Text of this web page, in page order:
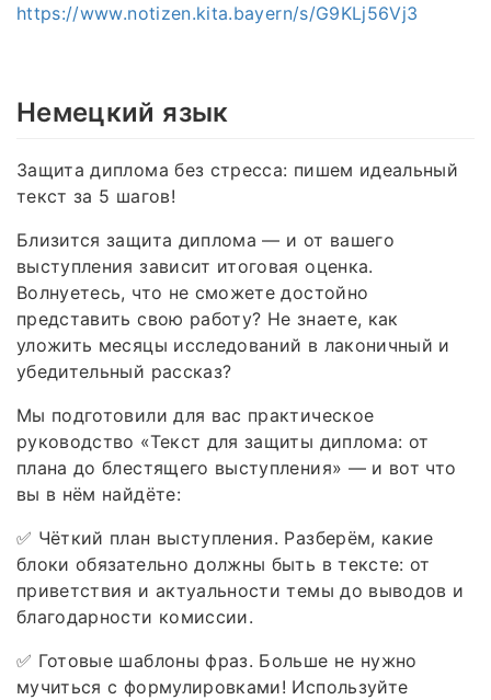
https://www.notizen.kita.bayern/s/G9KLj56Vj3
Немецкий язык
Защита диплома без стресса: пишем идеальный
текст за 5 шагов!
Близится защита диплома — и от вашего
выступления зависит итоговая оценка.
Волнуетесь, что не сможете достойно
представить свою работу? Не знаете, как
уложить месяцы исследований в лаконичный и
убедительный рассказ?
Мы подготовили для вас практическое
руководство «Текст для защиты диплома: от
плана до блестящего выступления» — и вот что
вы в нём найдёте:
✅ Чёткий план выступления. Разберём, какие
блоки обязательно должны быть в тексте: от
приветствия и актуальности темы до выводов и
благодарности комиссии.
✅ Готовые шаблоны фраз. Больше не нужно
мучиться с формулировками! Используйте